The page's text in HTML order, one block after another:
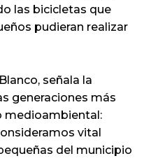
las bicicletas que
pudieran realizar
señala la
generaciones más
medioambiental:
vital
del municipio